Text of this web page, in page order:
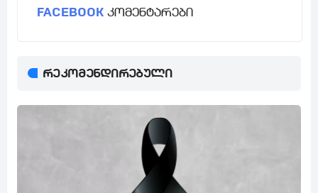
FACEBOOK კომენტარები
რეკომენდირებული